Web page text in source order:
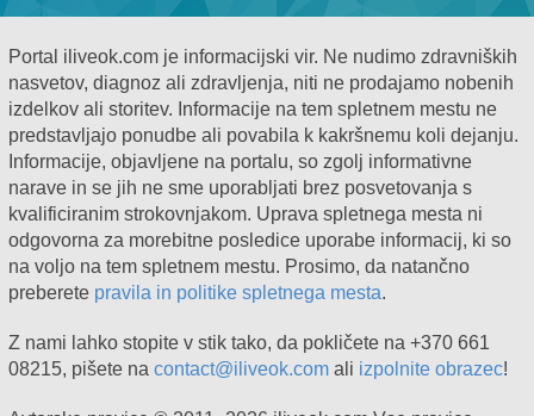
Portal iliveok.com je informacijski vir. Ne nudimo zdravniških
nasvetov, diagnoz ali zdravljenja, niti ne prodajamo nobenih
izdelkov ali storitev. Informacije na tem spletnem mestu ne
predstavljajo ponudbe ali povabila k kakršnemu koli dejanju.
Informacije, objavljene na portalu, so zgolj informativne
narave in se jih ne sme uporabljati brez posvetovanja s
kvalificiranim strokovnjakom. Uprava spletnega mesta ni
odgovorna za morebitne posledice uporabe informacij, ki so
na voljo na tem spletnem mestu. Prosimo, da natančno
preberete pravila in politike spletnega mesta.
Z nami lahko stopite v stik tako, da pokličete na +370 661
08215, pišete na contact@iliveok.com ali izpolnite obrazec!